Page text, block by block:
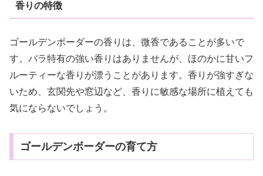
香りの特徴
ゴールデンボーダーの香りは、微香であることが多いで
す。バラ特有の強い香りはありませんが、ほのかに甘いフ
ルーティーな香りが漂うことがあります。香りが強すぎな
いため、玄関先や窓辺など、香りに敏感な場所に植えても
気にならないでしょう。
ゴールデンボーダーの育て方